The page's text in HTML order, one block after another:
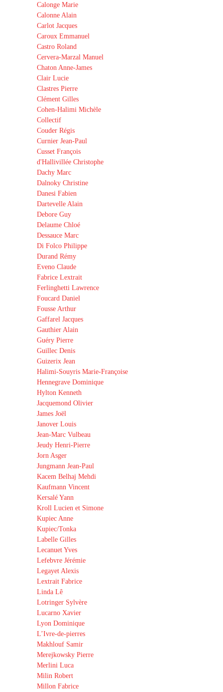
Calonge Marie
Calonne Alain
Carlot Jacques
Caroux Emmanuel
Castro Roland
Cervera-Marzal Manuel
Chaton Anne-James
Clair Lucie
Clastres Pierre
Clément Gilles
Cohen-Halimi Michèle
Collectif
Couder Régis
Curnier Jean-Paul
Cusset François
d'Hallivillée Christophe
Dachy Marc
Dalnoky Christine
Danesi Fabien
Dartevelle Alain
Debore Guy
Delaume Chloé
Dessauce Marc
Di Folco Philippe
Durand Rémy
Eveno Claude
Fabrice Lextrait
Ferlinghetti Lawrence
Foucard Daniel
Fousse Arthur
Gaffarel Jacques
Gauthier Alain
Guéry Pierre
Guillec Denis
Guizerix Jean
Halimi-Souyris Marie-Françoise
Hennegrave Dominique
Hylton Kenneth
Jacquemond Olivier
James Joël
Janover Louis
Jean-Marc Vulbeau
Jeudy Henri-Pierre
Jorn Asger
Jungmann Jean-Paul
Kacem Belhaj Mehdi
Kaufmann Vincent
Kersalé Yann
Kroll Lucien et Simone
Kupiec Anne
Kupiec/Tonka
Labelle Gilles
Lecanuet Yves
Lefebvre Jérémie
Legayet Alexis
Lextrait Fabrice
Linda Lê
Lotringer Sylvère
Lucarno Xavier
Lyon Dominique
L’Ivre-de-pierres
Makhlouf Samir
Merejkowsky Pierre
Merlini Luca
Milin Robert
Millon Fabrice